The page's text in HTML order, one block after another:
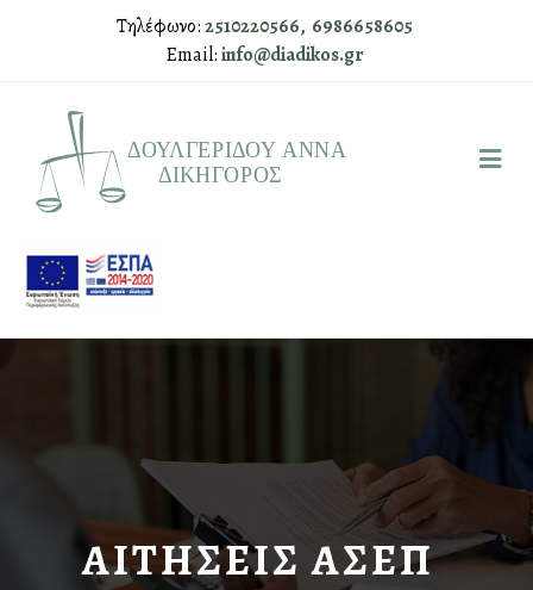
Τηλέφωνο:2510220566, 6986658605
Email:info@diadikos.gr
ΑΙΤΗΣΕΙΣ ΑΣΕΠ